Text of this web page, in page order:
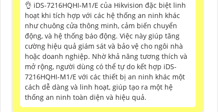
👌 iDS-7216HQHI-M1/E của Hikvision đặc biệt linh
hoạt khi tích hợp với các hệ thống an ninh khác
như chuông cửa thông minh, cảm biến chuyển
động, và hệ thống báo động. Việc này giúp tăng
cường hiệu quả giám sát và bảo vệ cho ngôi nhà
hoặc doanh nghiệp. Nhờ khả năng tương thích và
mở rộng, người dùng có thể tự do kết hợp iDS-
7216HQHI-M1/E với các thiết bị an ninh khác một
cách dễ dàng và linh hoạt, giúp tạo ra một hệ
thống an ninh toàn diện và hiệu quả.